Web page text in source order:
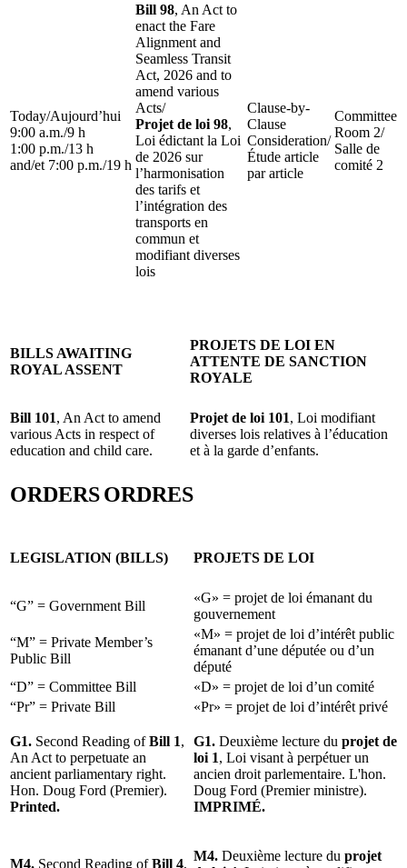
Today/Aujourd’hui
9:00 a.m./9 h
1:00 p.m./13 h
and/et 7:00 p.m./19 h
Bill 98, An Act to
enact the Fare
Alignment and
Seamless Transit
Act, 2026 and to
amend various
Acts/
Projet de loi 98,
Loi édictant la Loi
de 2026 sur
l’harmonisation
des tarifs et
l’intégration des
transports en
commun et
modifiant diverses
lois
Clause-by-
Clause
Consideration/
Étude article
par article
Committee
Room 2/
Salle de
comité 2
BILLS AWAITING
ROYAL ASSENT
PROJETS DE LOI EN
ATTENTE DE SANCTION
ROYALE
Bill 101, An Act to amend
various Acts in respect of
education and child care.
Projet de loi 101, Loi modifiant
diverses lois relatives à l’éducation
et à la garde d’enfants.
ORDERSORDRES
LEGISLATION (BILLS) PROJETS DE LOI
“G” = Government Bill
«G» = projet de loi émanant du
gouvernement
“M” = Private Member’s
Public Bill
«M» = projet de loi d’intérêt public
émanant d’une députée ou d’un
député
“D” = Committee Bill
«D» = projet de loi d’un comité
“Pr” = Private Bill
«Pr» = projet de loi d’intérêt privé
G1. Second Reading ofBill 1,
An Act to perpetuate an
ancient parliamentary right.
Hon. Doug Ford (Premier).
Printed.
G1. Deuxième lecture du projet de
loi 1, Loi visant à perpétuer un
ancien droit parlementaire. L'hon.
Doug Ford (Premier ministre).
IMPRIMÉ.
M4. Second Reading ofBill 4,
M4. Deuxième lecture du projet